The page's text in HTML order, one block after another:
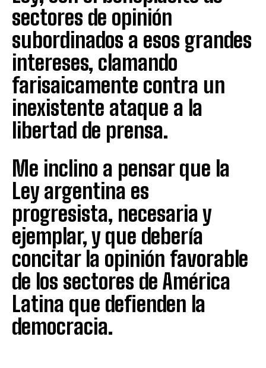
sectores de opinión
subordinados a esos grandes
intereses, clamando
farisaicamente contra un
inexistente ataque a la
libertad de prensa.
Me inclino a pensar que la
Ley argentina es
progresista, necesaria y
ejemplar, y que debería
concitar la opinión favorable
de los sectores de América
Latina que defienden la
democracia.